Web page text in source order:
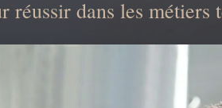
réussir dans les métiers